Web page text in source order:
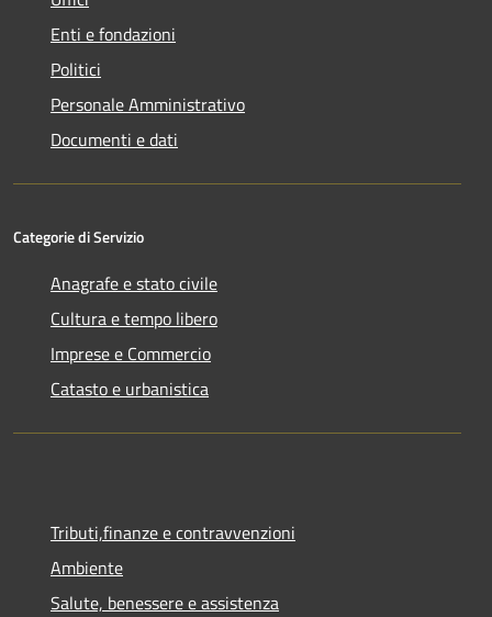
Enti e fondazioni
Politici
Personale Amministrativo
Documenti e dati
Categorie di Servizio
Anagrafe e stato civile
Cultura e tempo libero
Imprese e Commercio
Catasto e urbanistica
Tributi,finanze e contravvenzioni
Ambiente
Salute, benessere e assistenza